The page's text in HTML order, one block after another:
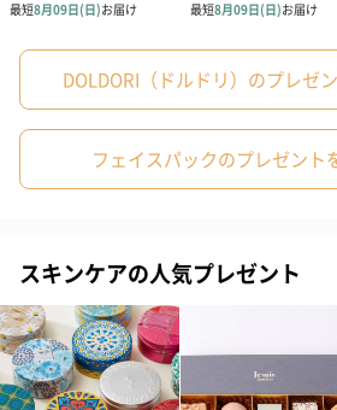
商品オプション
お届けボックスオプション
DOLDORI（ドルドリ）のプレゼ
フェイスパックのプレゼント
スキンケアの人気プレゼント